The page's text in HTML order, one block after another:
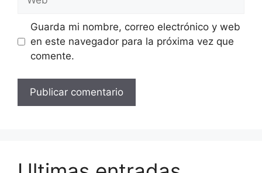
Guarda mi nombre, correo electrónico y web
en este navegador para la próxima vez que
comente.